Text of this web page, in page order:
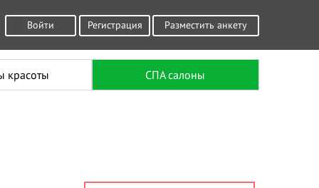
Разместить анкету
Войти Регистрация
красоты СПА салоны